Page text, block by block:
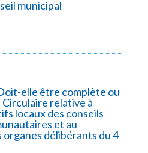
municipal
elle être complète ou
Circulaire relative à
locaux des conseils
et au
délibérants du 4